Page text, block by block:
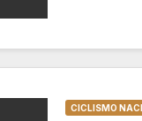
CICLISMO